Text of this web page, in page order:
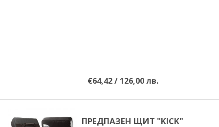
€64,42 / 126,00 лв.
ПРЕДПАЗЕН ЩИТ "KICK"